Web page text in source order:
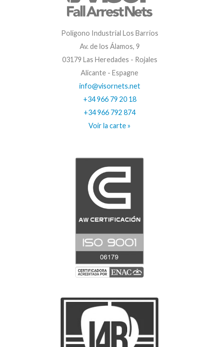
Polígono Industrial Los Barrios
Av. de los Álamos, 9
03179 Las Heredades - Rojales
Alicante - Espagne
info@visornets.net
+34 966 79 20 18
+34 966 792 874
Voir la carte »